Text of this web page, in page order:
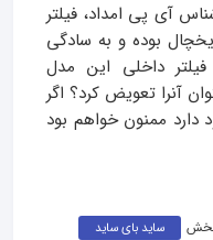
آی پی امداد، فیلتر
بوده و به سادگی
داخلی این مدل
آنرا تعویض کرد؟ اگر
دارد ممنون خواهم بود
ساید بای ساید